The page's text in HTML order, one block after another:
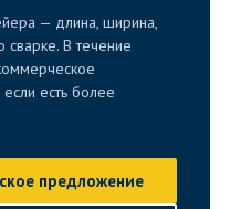
— длина, ширина,
сварке. В течение
есть более
предложение